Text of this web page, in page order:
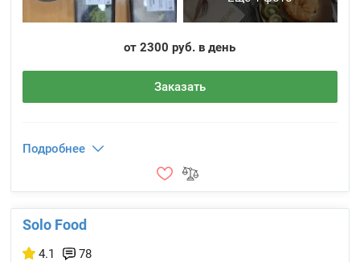
от 2300 руб. в день
Заказать
Подробнее
Solo Food
4.1 78